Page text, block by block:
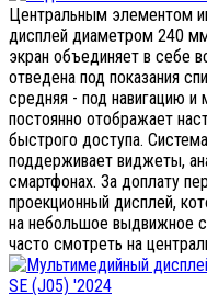
Центральным элементом
дисплей диаметром 240
экран объединяет в себе
отведена под показания
средняя - под навигацию и
постоянно отображает
быстрого доступа.
поддерживает виджеты,
смартфонах. За доплату
проекционный дисплей,
на небольшое выдвижное
часто смотреть на